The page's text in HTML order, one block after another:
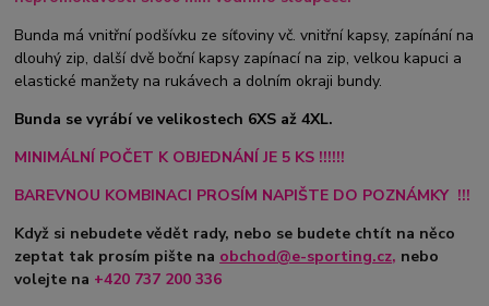
Bunda má vnitřní podšívku ze síťoviny vč. vnitřní kapsy, zapínání na
dlouhý zip, další dvě boční kapsy zapínací na zip, velkou kapuci a
elastické manžety na rukávech a dolním okraji bundy.
Bunda se vyrábí ve velikostech 6XS až 4XL.
MINIMÁLNÍ POČET K OBJEDNÁNÍ JE 5 KS !!!!!!
BAREVNOU KOMBINACI PROSÍM NAPIŠTE DO POZNÁMKY !!!
Když si nebudete vědět rady, nebo se budete chtít na něco
zeptat tak prosím pište na obchod@e-sporting.cz, nebo
volejte na +420 737 200 336